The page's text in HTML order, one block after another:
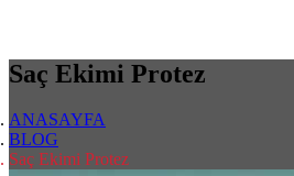
Saç Ekimi Protez
ANASAYFA
BLOG
Saç Ekimi Protez